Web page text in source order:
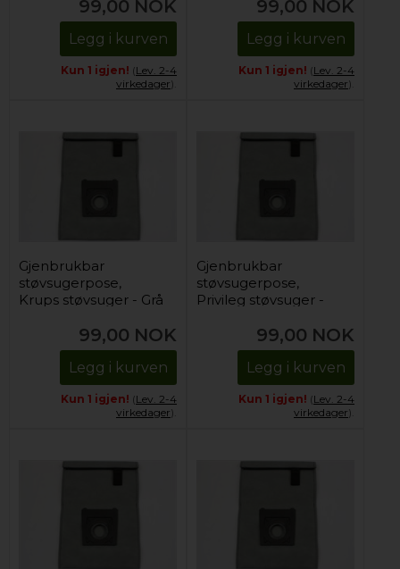
99,00 NOK
Legg i kurven
Kun 1 igjen! (Lev. 2-4
virkedager).
99,00 NOK
Legg i kurven
Kun 1 igjen! (Lev. 2-4
virkedager).
Gjenbrukbar
støvsugerpose,
Krups støvsuger - Grå
99,00 NOK
Legg i kurven
Kun 1 igjen! (Lev. 2-4
virkedager).
Gjenbrukbar
støvsugerpose,
Privileg støvsuger -
99,00 NOK
Legg i kurven
Kun 1 igjen! (Lev. 2-4
virkedager).